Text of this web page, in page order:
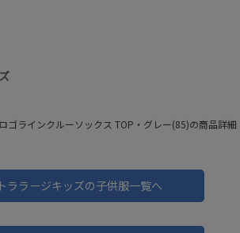
ゴラインクルーソックス TOP・グレー(85)の商品詳細
ララージキッズの子供服一覧へ